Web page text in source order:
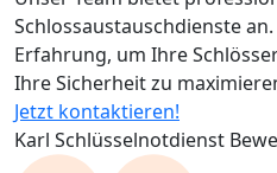
Schlossaustauschdienste
Erfahrung, um Ihre
Ihre Sicherheit zu
Jetzt kontaktieren!
Karl Schlüsselnotdienst